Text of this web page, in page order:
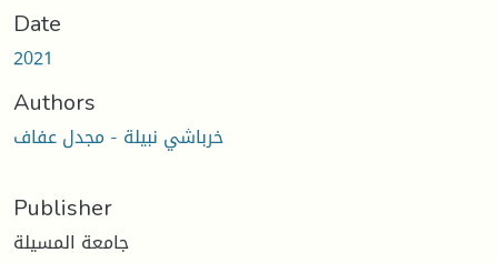
Date
2021
Authors
خرباشي نبيلة - مجدل عفاف
Publisher
جامعة المسيلة